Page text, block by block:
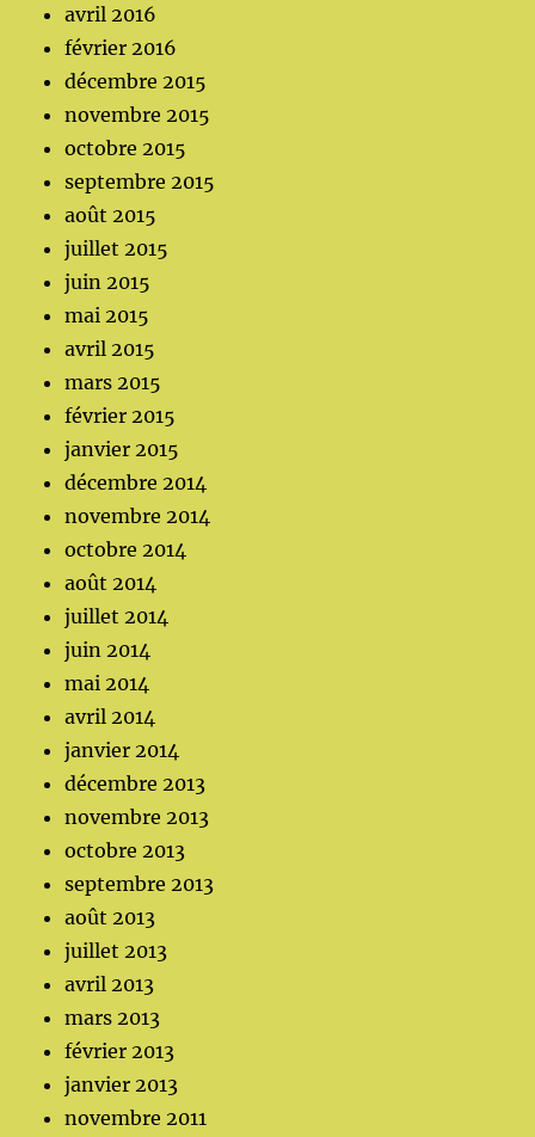
avril 2016
février 2016
décembre 2015
novembre 2015
octobre 2015
septembre 2015
août 2015
juillet 2015
juin 2015
mai 2015
avril 2015
mars 2015
février 2015
janvier 2015
décembre 2014
novembre 2014
octobre 2014
août 2014
juillet 2014
juin 2014
mai 2014
avril 2014
janvier 2014
décembre 2013
novembre 2013
octobre 2013
septembre 2013
août 2013
juillet 2013
avril 2013
mars 2013
février 2013
janvier 2013
novembre 2011